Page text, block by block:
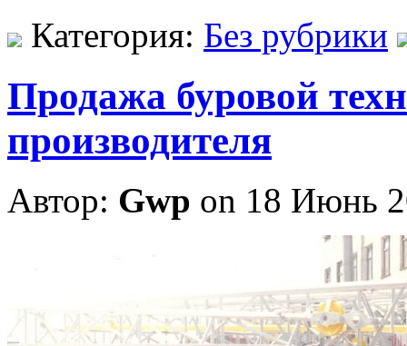
Категория: Без рубрики
Продажа буровой
производителя
Автор: Gwp on 18 Июнь